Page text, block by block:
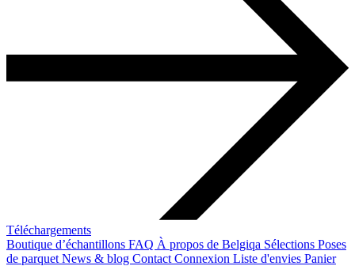
Téléchargements
Boutique d’échantillons FAQ À propos de Belgiqa Sélections Poses
de parquet News & blog Contact Connexion Liste d'envies Panier